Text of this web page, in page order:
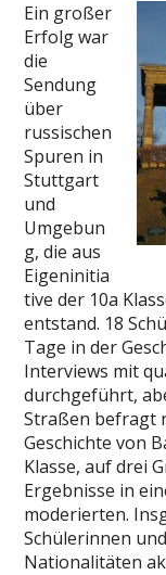
Ein großer
Erfolg war
die
Sendung
über
russischen
Spuren in
Stuttgart
und
Umgebun
g, die aus
Eigeninitia
tive der 10a
entstand. 18
Tage in der
Interviews mit
durchgeführt,
Straßen befragt
Geschichte von
Klasse, auf drei
Ergebnisse in
moderierten.
Schülerinnen
Nationalitäten